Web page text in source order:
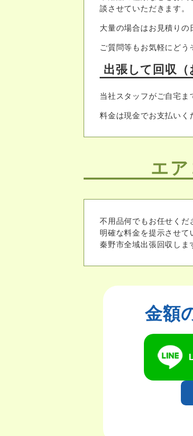
談させていただきます。
大量の場合はお見積りの
ご質問等もお気軽にどう
出張して回収
当社スタッフがご自宅ま
料金は現金でお支払いく
エ
不用品何でもお任せく
明確な料金を提示させて
秦野市全域出張回収しま
金額